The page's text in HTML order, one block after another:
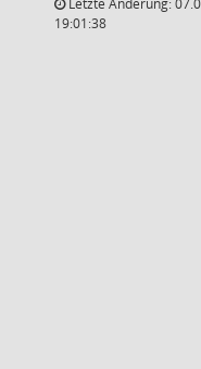
Letzte Änderung:
19:01:38